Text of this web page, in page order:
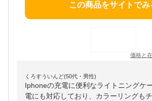
この商品をサイトでみ
価格と
くろすういんど(50代・男性)
Iphoneの充電に便利なライトニングケ
電にも対応しており、カラーリングも